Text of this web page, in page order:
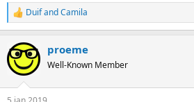
R
e
c
t
i
n
DuifandCamila
proeme
Well-Known Member